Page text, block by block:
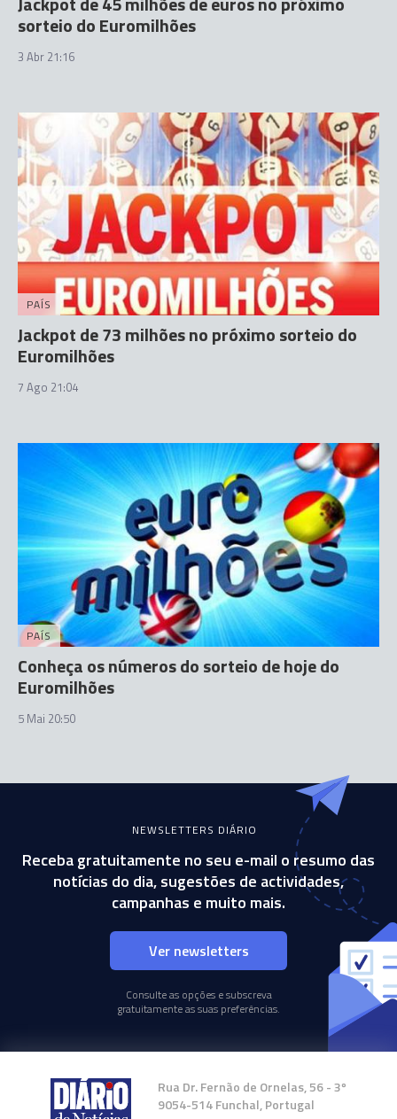
sorteio do Euromilhões
3 Abr 21:16
PAÍS
Jackpot de 73 milhões no próximo sorteio do
Euromilhões
7 Ago 21:04
PAÍS
Conheça os números do sorteio de hoje do
Euromilhões
5 Mai 20:50
NEWSLETTERS DIÁRIO
Receba gratuitamente no seu e-mail o resumo das
notícias do dia, sugestões de actividades,
campanhas e muito mais.
Ver newsletters
Consulte as opções e subscreva
gratuitamente as suas preferências.
Rua Dr. Fernão de Ornelas, 56 - 3º
9054-514 Funchal, Portugal